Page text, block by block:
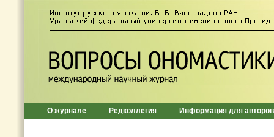
О журнале Редколлегия Информация для авторов